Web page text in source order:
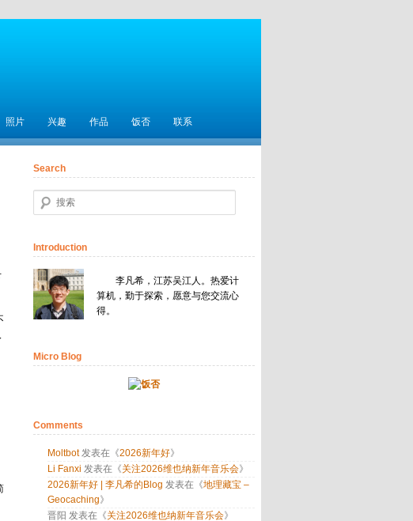
容区域
照片 兴趣 作品 饭否 联系
Search
搜索
Introduction
李凡希，江苏吴江人。热爱计
算机，勤于探索，愿意与您交流心
得。
Micro Blog
Comments
Moltbot发表在《2026新年好》
Li Fanxi 发表在《关注2026维也纳新年音乐会》
2026新年好 | 李凡希的Blog 发表在《地理藏宝 –
Geocaching》
晋阳 发表在《关注2026维也纳新年音乐会》